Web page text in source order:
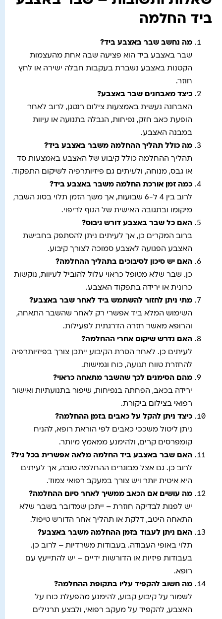
ביד החלמה
מה נחשב שבר באצבע ביד?
שבר באצבע ביד הוא פציעה שבה אחת מהעצמות
הקטנות באצבע נשברת בעקבות חבלה ישירה או לחץ
חוזר.
כיצד מאבחנים שבר באצבע?
האבחנה נעשית באמצעות צילום רנטגן, לרוב לאחר
הופעת כאב חזק, נפיחות, הגבלה בתנועה או עיוות
במבנה האצבע.
מה כולל תהליך ההחלמה משבר באצבע ביד?
תהליך ההחלמה כולל קיבוע של האצבע באמצעות סד
או גבס, מנוחה, ולעיתים גם פיזיותרפיה לשיקום התפקוד.
כמה זמן אורכת החלמה משבר באצבע ביד?
לרוב בין 4 ל-6 שבועות, אך משך הזמן תלוי בסוג השבר,
מיקומו ובתגובה האישית של הגוף לריפוי.
האם כל שבר באצבע דורש גיבוס?
ברוב המקרים כן, אך לעיתים ניתן להסתפק בחבישת
האצבע הפגועה לאצבע סמוכה לצורך קיבוע.
האם יש סיכון לסיבוכים בתהליך ההחלמה?
כן. שבר שלא מטופל כראוי עלול להוביל לעיוות, נוקשות
כרונית או ירידה בתפקוד האצבע.
מתי ניתן לחזור להשתמש ביד לאחר שבר באצבע?
השימוש המלא ביד אפשרי רק לאחר שהשבר התאחה,
והרופא מאשר חזרה הדרגתית לפעילות.
האם נדרש שיקום אחרי ההחלמה?
לעיתים כן. לאחר הסרת הקיבוע ייתכן צורך בפיזיותרפיה
להחזרת טווח תנועה, כוח וגמישות.
מהם הסימנים לכך שהשבר מתאחה כראוי?
ירידה בכאב, הפחתה בנפיחות, שיפור בתנועתיות ואישור
רפואי בצילום ביקורת.
כיצד ניתן להקל על כאבים בזמן ההחלמה?
ניתן ליטול משככי כאבים לפי הוראת רופא, להניח
קומפרסים קרים, ולהימנע ממאמץ מיותר.
האם שבר באצבע ביד החלמה מלאה אפשרית בכל גיל?
לרוב כן. גם אצל מבוגרים ההחלמה טובה, אך לעיתים
היא איטית יותר ויש צורך במעקב רפואי צמוד.
מה עושים אם הכאב ממשיך לאחר סיום ההחלמה?
יש לפנות לבדיקה חוזרת – ייתכן שמדובר בשבר שלא
התאחה היטב, דלקת או תהליך אחר הדורש טיפול.
האם ניתן לעבוד בזמן ההחלמה משבר באצבע?
תלוי באופי העבודה. בעבודות משרדיות – לרוב כן.
בעבודות פיזיות או הדורשות ידיים – יש להתייעץ עם
רופא.
מה חשוב להקפיד עליו בתקופת ההחלמה?
לשמור על קיבוע קבוע, להימנע מהפעלת כוח על
האצבע, להקפיד על מעקב רפואי, ולבצע תרגילים